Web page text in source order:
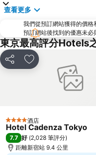
太陽城
Tachikawa Station
赤羽站
Ginza Metro Station
東京晴空塔
Fujisawa Station
Chiba Station
查看更多
我們從預訂網站獲得的價
預訂網站後找到的優惠未必
東京最高評分Hotels
分享 放到收藏夾
4 星級 酒店
Hotel Cadenza Tokyo
7.7 好 (2,028 筆評分)
距離新宿站 9.4 公里